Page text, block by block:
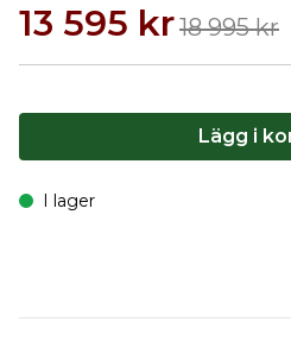
13 595 kr18 995 kr
Lägg i
I lager